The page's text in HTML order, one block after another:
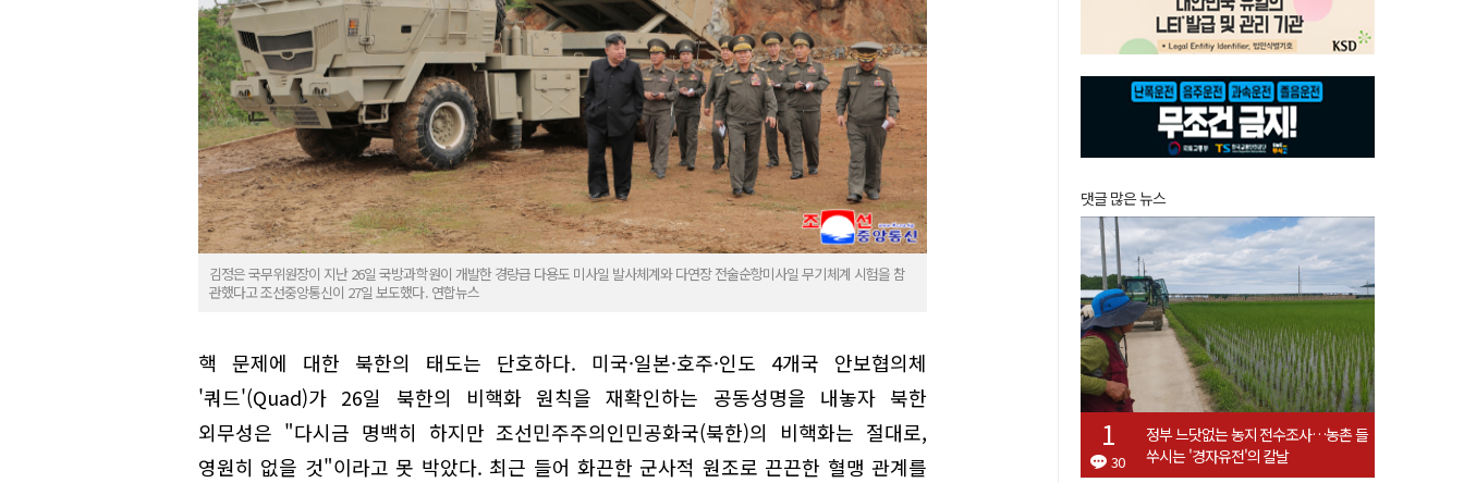
김정은 국무위원장이 지난 26일 국방과학원이 개발한 경량급 다용도 미사일 발사체계와 다연장 전술순항미사일 무기체계 시험을 참
관했다고 조선중앙통신이 27일 보도했다. 연합뉴스
핵 문제에 대한 북한의 태도는 단호하다. 미국·일본·호주·인도 4개국 안보협의체
'쿼드'(Quad)가 26일 북한의 비핵화 원칙을 재확인하는 공동성명을 내놓자 북한
외무성은 "다시금 명백히 하지만 조선민주주의인민공화국(북한)의 비핵화는 절대로,
영원히 없을 것"이라고 못 박았다. 최근 들어 화끈한 군사적 원조로 끈끈한 혈맹 관계를
댓글 많은 뉴스
30
정부 느닷없는 농지 전수조사…농촌 들
쑤시는 '경자유전'의 칼날